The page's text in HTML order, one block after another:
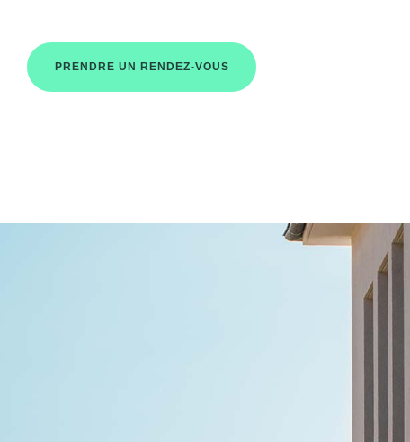
PRENDRE UN RENDEZ-VOUS